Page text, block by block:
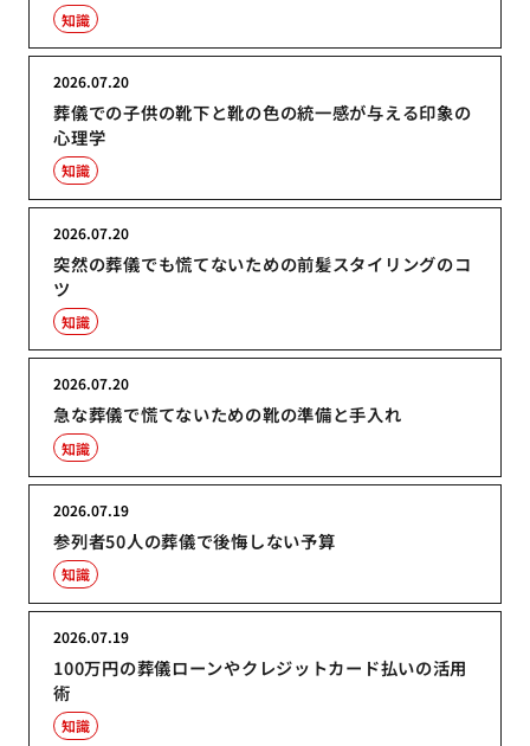
知識
葬儀での子供の靴下と靴の色の統一感が与える印象の
心理学
2026.07.20
知識
突然の葬儀でも慌てないための前髪スタイリングのコ
ツ
2026.07.20
知識
急な葬儀で慌てないための靴の準備と手入れ
2026.07.20
知識
参列者50人の葬儀で後悔しない予算
2026.07.19
知識
100万円の葬儀ローンやクレジットカード払いの活用
術
2026.07.19
知識